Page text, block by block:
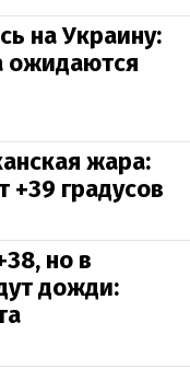
на Украину:
ожидаются
жара:
+39 градусов
но в
дожди: